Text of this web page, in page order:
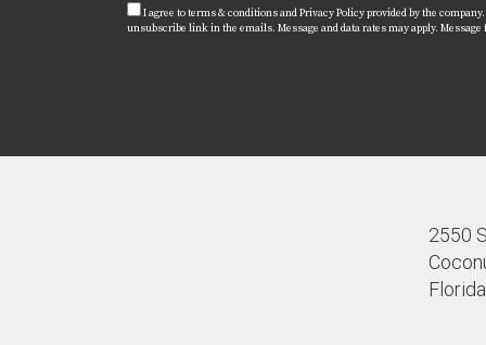
¿Cómo puedo encontrar al agente o
que cada paso hacia adelante cuenta; si
I agree to terms & conditions and Privacy Policy provided by the
unsubscribe link in the emails. Message and data rates may apply. Message
2550